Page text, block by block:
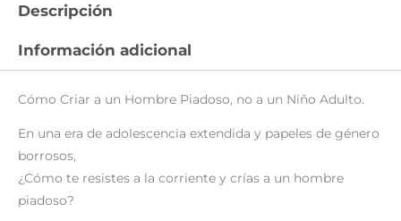
Descripción
Información adicional
Cómo Criar a un Hombre Piadoso, no a un Niño Adulto.
En una era de adolescencia extendida y papeles de género
borrosos,
¿Cómo te resistes a la corriente y crías a un hombre
piadoso?